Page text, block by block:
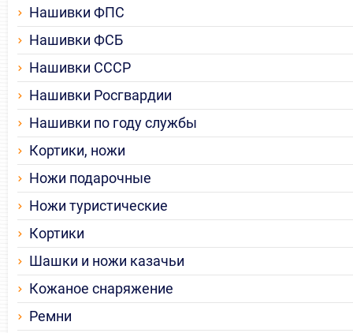
Нашивки ФПС
Нашивки ФСБ
Нашивки СССР
Нашивки Росгвардии
Нашивки по году службы
Кортики, ножи
Ножи подарочные
Ножи туристические
Кортики
Шашки и ножи казачьи
Кожаное снаряжение
Ремни